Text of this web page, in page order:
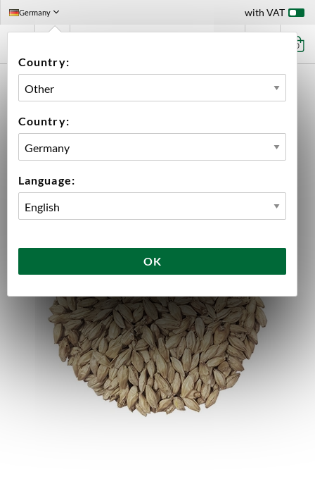
Germany
Country:
Country:
Language:
OK
with VAT
0
PILSNER SVENSK ISOTONIC 100 G